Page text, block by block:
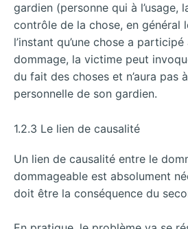
gardien (personne qui à l’usage,
contrôle de la chose, en général
l’instant qu’une chose a
dommage, la victime peut
du fait des choses et n’aura pas
personnelle de son gardien.
1.2.3 Le lien de causalité
Un lien de causalité entre le
dommageable est absolument
doit être la conséquence du